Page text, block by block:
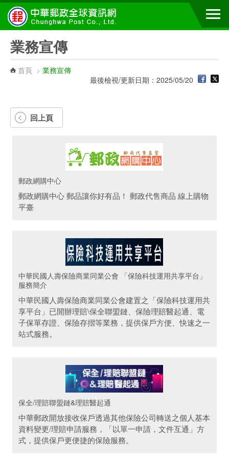
跳到主要內容區塊
業務宣傳
首頁 > 業務宣傳
最後檢視/更新日期：2025/05/20
回上頁
郵政網購中心
郵政網購中心 郵品讓你好有品！ 郵政代售商品 線上購物
平臺
中華民國人壽保險商業同業公會 「保險科技運用共享平台」
服務簡介
中華民國人壽保險商業同業公會建置之「保險科技運用共
享平台」已開辦理賠\保全聯盟鏈、保險理賠醫起通、電
子保單存證、保險存摺等業務，提供保戶方便、快速之一
站式服務。
保全/理賠聯盟鏈&理賠醫起通
中華郵政開放接收保戶透過其他保險公司轉送之個人基本
資料變更/理賠申請服務，「以單一申請，文件互通」方
式，提供保戶更便捷的保險服務。